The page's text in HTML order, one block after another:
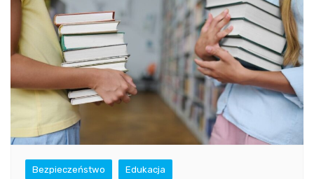
Bezpieczeństwo Edukacja